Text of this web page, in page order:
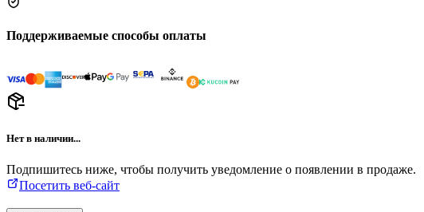
Поддерживаемые способы оплаты
Нет в наличии...
Подпишитесь ниже, чтобы получить уведомление о появлении в продаже.
Посетить веб-сайт